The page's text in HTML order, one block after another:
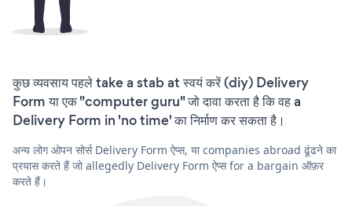
कुछ व्यवसाय पहले take a stab at स्वयं करें (diy) Delivery
Form या एक "computer guru" जो दावा करता है कि वह a
Delivery Form in 'no time' का निर्माण कर सकता है।
अन्य लोग ओपन सोर्स Delivery Form ऐप्स, या companies abroad ढूंढने का
प्रयास करते हैं जो allegedly Delivery Form ऐप्स for a bargain ऑफ़र
करते हैं।